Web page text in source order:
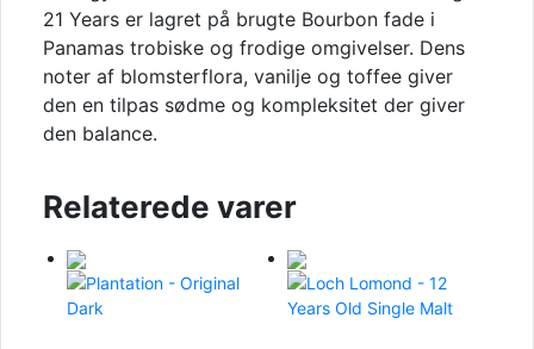
21 Years er lagret på brugte Bourbon fade i
Panamas trobiske og frodige omgivelser. Dens
noter af blomsterflora, vanilje og toffee giver
den en tilpas sødme og kompleksitet der giver
den balance.
Relaterede varer